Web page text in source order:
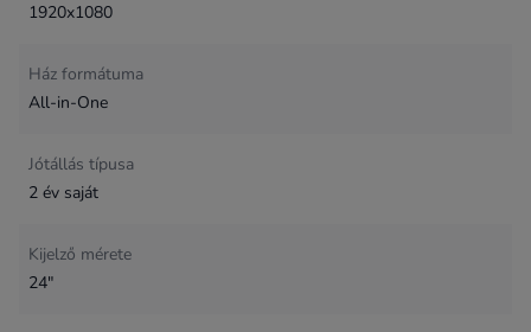
1920x1080
Ház formátuma
All-in-One
Jótállás típusa
2 év saját
Kijelző mérete
24"